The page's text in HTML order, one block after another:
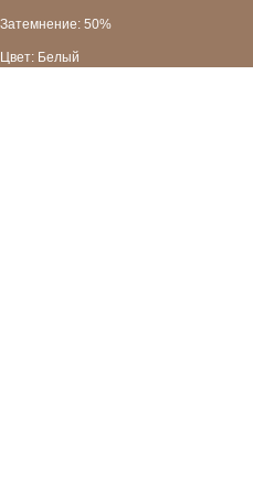
Затемнение: 50%
Цвет: Белый